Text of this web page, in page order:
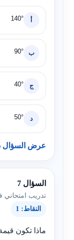
140°
ب 90°
ج 40°
د 50°
عرض السؤال
السؤال 7
تدريب امتحاني
النقاط: 1
ماذا تكون